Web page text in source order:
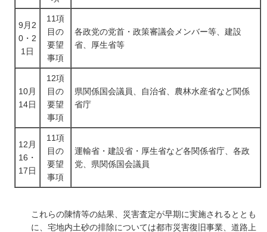
9月2
0・2
1日
11項
目の
要望
事項
各政党の党首・政策審議会メンバー等、建設
省、厚生省等
10月
14日
12項
目の
要望
事項
県関係国会議員、自治省、農林水産省など関係
省庁
12月
16・
17日
11項
目の
要望
事項
運輸省・建設省・厚生省など各関係省庁、各政
党、県関係国会議員
これらの陳情等の結果、災害査定が早期に実施されるととも
に、宅地内土砂の排除については都市災害復旧事業、道路上